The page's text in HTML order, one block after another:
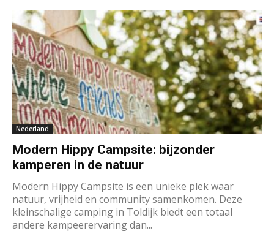
Nederland
Modern Hippy Campsite: bijzonder
kamperen in de natuur
Modern Hippy Campsite is een unieke plek waar
natuur, vrijheid en community samenkomen. Deze
kleinschalige camping in Toldijk biedt een totaal
andere kampeerervaring dan...